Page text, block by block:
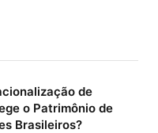
de
o Patrimônio de
Brasileiros?